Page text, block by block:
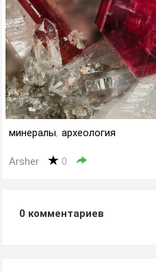
минералы, археология
Arsher 0
0 комментариев